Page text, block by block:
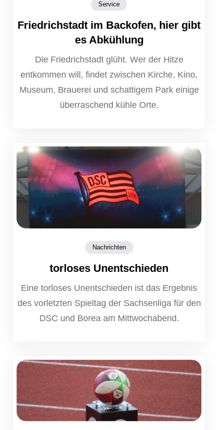
Service
Friedrichstadt im Backofen, hier gibt
es Abkühlung
Die Friedrichstadt glüht. Wer der Hitze
entkommen will, findet zwischen Kirche, Kino,
Museum, Brauerei und schattigem Park einige
überraschend kühle Orte.
Nachrichten
torloses Unentschieden
Eine torloses Unentschieden ist das Ergebnis
des vorletzten Spieltag der Sachsenliga für den
DSC und Borea am Mittwochabend.